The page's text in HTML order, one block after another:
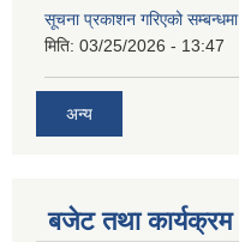
सूचना प्रकाशन गरिएको सम्बन्धमा
मिति: 03/25/2026 - 13:47
अन्य
बजेट तथा कार्यक्रम